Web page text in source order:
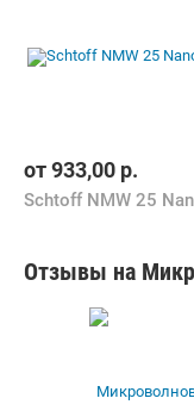
от933,00 р.
Отзывы на